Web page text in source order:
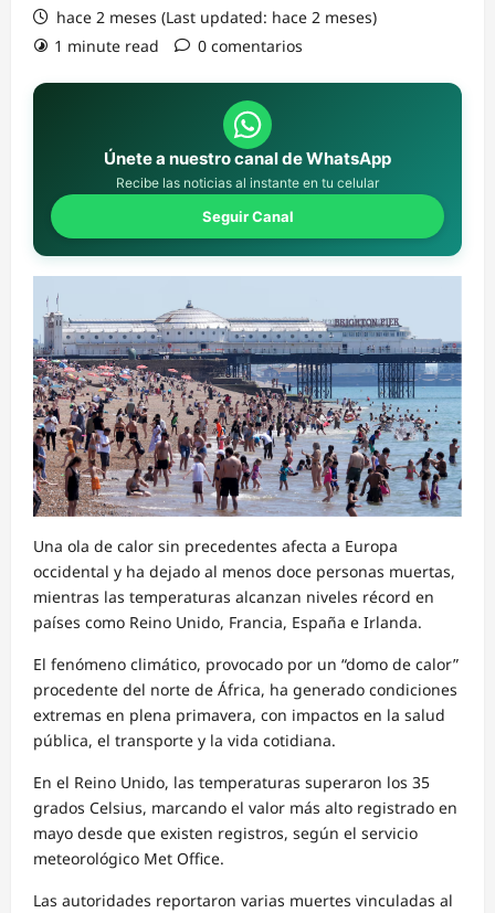
hace 2 meses (Last updated: hace 2 meses)
1 minute read
0 comentarios
Únete a nuestro canal de WhatsApp
Recibe las noticias al instante en tu celular
Seguir Canal
Una ola de calor sin precedentes afecta a Europa
occidental y ha dejado al menos doce personas muertas,
mientras las temperaturas alcanzan niveles récord en
países como Reino Unido, Francia, España e Irlanda.
El fenómeno climático, provocado por un “domo de calor”
procedente del norte de África, ha generado condiciones
extremas en plena primavera, con impactos en la salud
pública, el transporte y la vida cotidiana.
En el Reino Unido, las temperaturas superaron los 35
grados Celsius, marcando el valor más alto registrado en
mayo desde que existen registros, según el servicio
meteorológico Met Office.
Las autoridades reportaron varias muertes vinculadas al